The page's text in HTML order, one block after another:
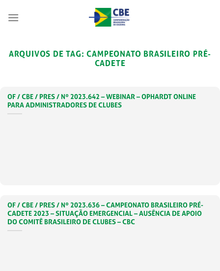
ARQUIVOS DE TAG:CAMPEONATO BRASILEIRO PRÉ-
CADETE
OF / CBE / PRES / Nº 2023.642 – WEBINAR – OPHARDT ONLINE
PARA ADMINISTRADORES DE CLUBES
OF / CBE / PRES / Nº 2023.636 – CAMPEONATO BRASILEIRO PRÉ-
CADETE 2023 – SITUAÇÃO EMERGENCIAL – AUSÊNCIA DE APOIO
DO COMITÊ BRASILEIRO DE CLUBES – CBC